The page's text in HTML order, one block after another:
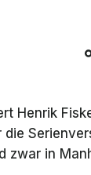
Henrik
zwar in